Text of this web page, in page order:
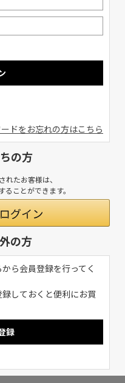
ドをお忘れの方はこちら
の方
たお客様は、
ことができます。
の方
ら会員登録を行ってく
しておくと便利にお買